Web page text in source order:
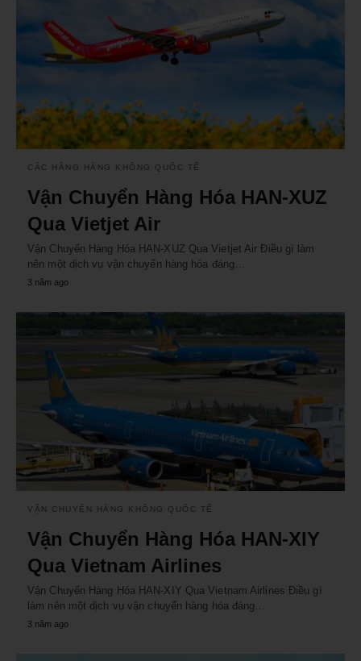
CÁC HÃNG HÀNG KHÔNG QUỐC TẾ
Vận Chuyển Hàng Hóa HAN-XUZ
Qua Vietjet Air
Vận Chuyển Hàng Hóa HAN-XUZ Qua Vietjet Air Điều gì làm
nên một dịch vụ vận chuyển hàng hóa đáng…
3 năm ago
VẬN CHUYỂN HÀNG KHÔNG QUỐC TẾ
Vận Chuyển Hàng Hóa HAN-XIY
Qua Vietnam Airlines
Vận Chuyển Hàng Hóa HAN-XIY Qua Vietnam Airlines Điều gì
làm nên một dịch vụ vận chuyển hàng hóa đáng…
3 năm ago